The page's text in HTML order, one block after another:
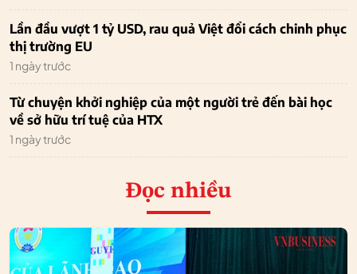
Lần đầu vượt 1 tỷ USD, rau quả Việt đổi cách chinh phục
thị trường EU
1 ngày trước
Từ chuyện khởi nghiệp của một người trẻ đến bài học
về sở hữu trí tuệ của HTX
1 ngày trước
Đọc nhiều